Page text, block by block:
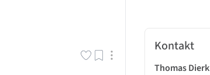
Kontakt
Thomas Dierk